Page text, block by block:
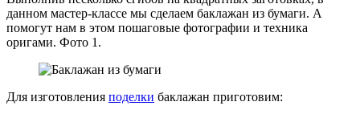
данном мастер-классе мы сделаем баклажан из бумаги. А
помогут нам в этом пошаговые фотографии и техника
оригами. Фото 1.
Для изготовления поделки баклажан приготовим: